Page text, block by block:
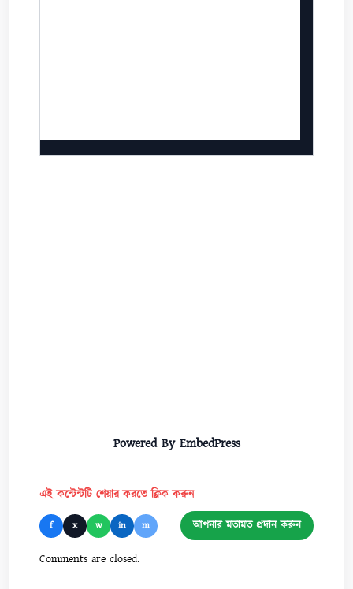
Powered By EmbedPress
এই কন্টেন্টটি শেয়ার করতে ক্লিক করুন
f x w in m আপনার মতামত প্রদান করুন
Comments are closed.